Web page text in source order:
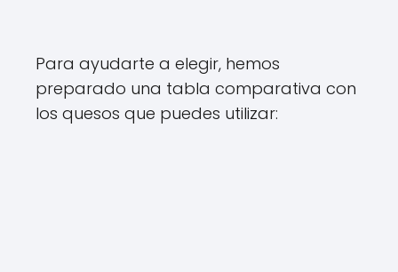
Para ayudarte a elegir, hemos
preparado una tabla comparativa con
los quesos que puedes utilizar: